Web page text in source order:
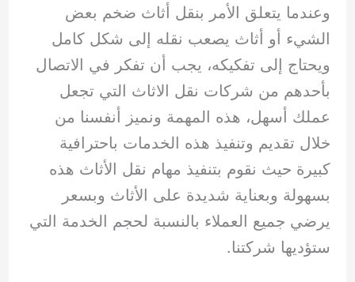
وعندما يتعلق الأمر بنقل أثاث ضخم بعض
الشيء أو أثاث يصعب نقله إلى شكل كامل
ويحتاج إلى تفكيكه، يجب أن تفكر في الاتصال
بأحدهم من شركات نقل الاثاث التي تجعل
عملك أسهل، هذه المهمة ونميز أنفسنا من
خلال تقديم وتنفيذ هذه الخدمات باحترافية
كبيرة حيث نقوم بتنفيذ مهام نقل الأثاث هذه
بسهولة وبعناية شديدة على الأثاث وبسعر
يرضي جميع العملاء بالنسبة لحجم الخدمة التي
ستؤديها شركتنا.